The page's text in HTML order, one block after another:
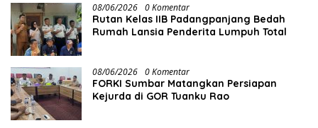
08/06/2026 0 Komentar
Rutan Kelas IIB Padangpanjang Bedah
Rumah Lansia Penderita Lumpuh Total
08/06/2026 0 Komentar
FORKI Sumbar Matangkan Persiapan
Kejurda di GOR Tuanku Rao